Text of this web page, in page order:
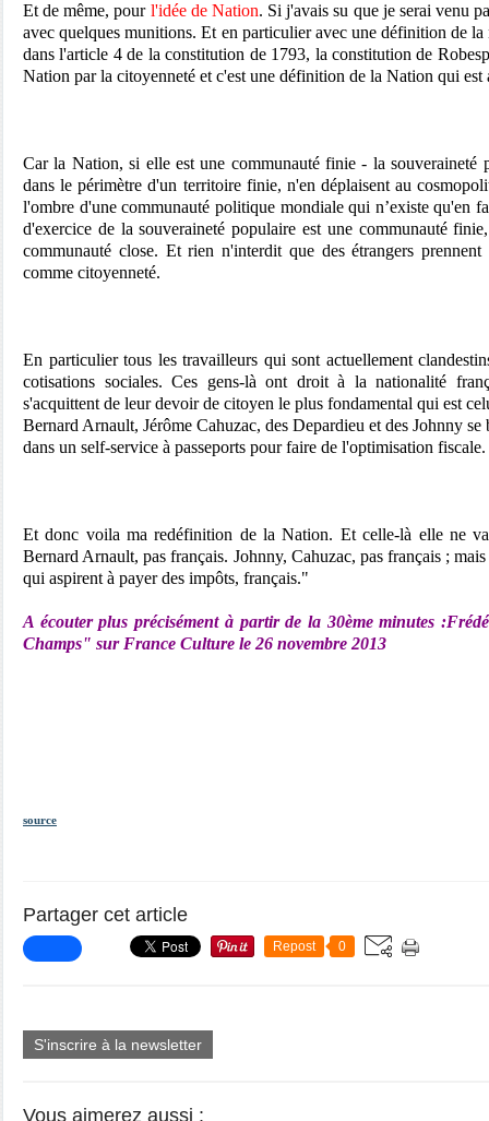
Et de même, pour l'idée de Nation. Si j'avais su que je serai venu
avec quelques munitions. Et en particulier avec une définition de
dans l'article 4 de la constitution de 1793, la constitution de
Nation par la citoyenneté et c'est une définition de la Nation qui est
Car la Nation, si elle est une communauté finie - la souveraineté
dans le périmètre d'un territoire finie, n'en déplaisent au
l'ombre d'une communauté politique mondiale qui n’existe qu'en
d'exercice de la souveraineté populaire est une communauté
communauté close. Et rien n'interdit que des étrangers
comme citoyenneté.
En particulier tous les travailleurs qui sont actuellement
cotisations sociales. Ces gens-là ont droit à la nationalité
s'acquittent de leur devoir de citoyen le plus fondamental qui est
Bernard Arnault, Jérôme Cahuzac, des Depardieu et des Johnny se
dans un self-service à passeports pour faire de l'optimisation fiscale.
Et donc voila ma redéfinition de la Nation. Et celle-là elle ne
Bernard Arnault, pas français. Johnny, Cahuzac, pas français ;
qui aspirent à payer des impôts, français."
A écouter plus précisément à partir de la 30ème minutes :
Champs" sur France Culture le 26 novembre 2013
source
Partager cet article
Repost 0
S'inscrire à la newsletter
Vous aimerez aussi :